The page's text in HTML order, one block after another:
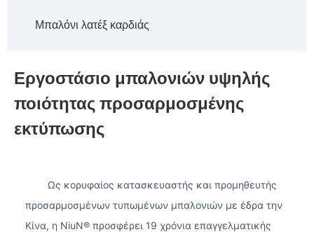
Μπαλόνι λατέξ καρδιάς
Εργοστάσιο μπαλονιών υψηλής
ποιότητας προσαρμοσμένης
εκτύπωσης
Ως κορυφαίος κατασκευαστής και προμηθευτής
προσαρμοσμένων τυπωμένων μπαλονιών με έδρα την
Κίνα, η NiuN® προσφέρει 19 χρόνια επαγγελματικής